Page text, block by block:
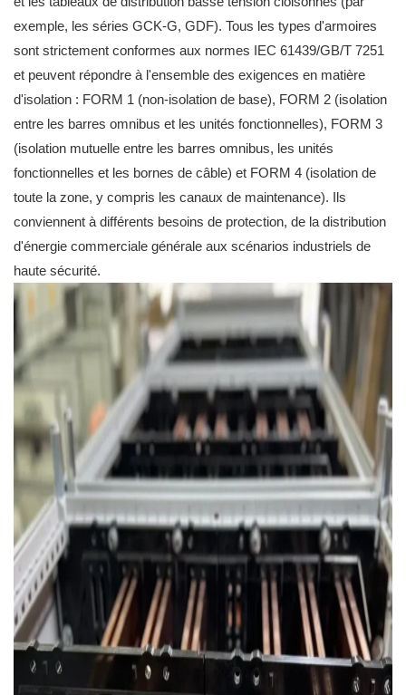
exemple, les séries GCK-G, GDF). Tous les types d'armoires
sont strictement conformes aux normes IEC 61439/GB/T 7251
et peuvent répondre à l'ensemble des exigences en matière
d'isolation : FORM 1 (non-isolation de base), FORM 2 (isolation
entre les barres omnibus et les unités fonctionnelles), FORM 3
(isolation mutuelle entre les barres omnibus, les unités
fonctionnelles et les bornes de câble) et FORM 4 (isolation de
toute la zone, y compris les canaux de maintenance). Ils
conviennent à différents besoins de protection, de la distribution
d'énergie commerciale générale aux scénarios industriels de
haute sécurité.